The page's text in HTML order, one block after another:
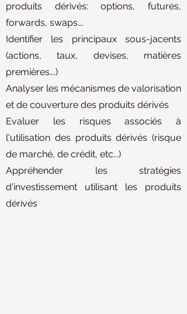
produits dérivés: options, futures,
forwards, swaps….
Identifier les principaux sous-jacents
(actions, taux, devises, matières
premières….)
Analyser les mécanismes de valorisation
et de couverture des produits dérivés
Evaluer les risques associés à
l'utilisation des produits dérivés (risque
de marché, de crédit, etc...)
Appréhender les stratégies
d'investissement utilisant les produits
dérivés